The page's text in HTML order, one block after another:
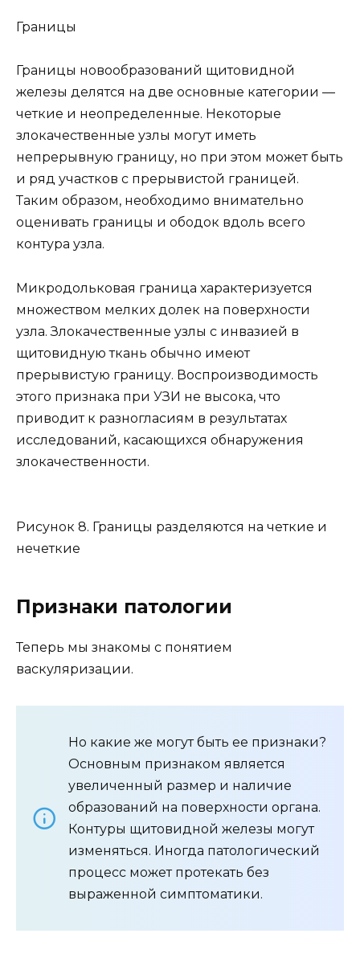
Границы
Границы новообразований щитовидной
железы делятся на две основные категории —
четкие и неопределенные. Некоторые
злокачественные узлы могут иметь
непрерывную границу, но при этом может быть
и ряд участков с прерывистой границей.
Таким образом, необходимо внимательно
оценивать границы и ободок вдоль всего
контура узла.
Микродольковая граница характеризуется
множеством мелких долек на поверхности
узла. Злокачественные узлы с инвазией в
щитовидную ткань обычно имеют
прерывистую границу. Воспроизводимость
этого признака при УЗИ не высока, что
приводит к разногласиям в результатах
исследований, касающихся обнаружения
злокачественности.
Рисунок 8. Границы разделяются на четкие и
нечеткие
Признаки патологии
Теперь мы знакомы с понятием
васкуляризации.
Но какие же могут быть ее признаки?
Основным признаком является
увеличенный размер и наличие
образований на поверхности органа.
Контуры щитовидной железы могут
изменяться. Иногда патологический
процесс может протекать без
выраженной симптоматики.